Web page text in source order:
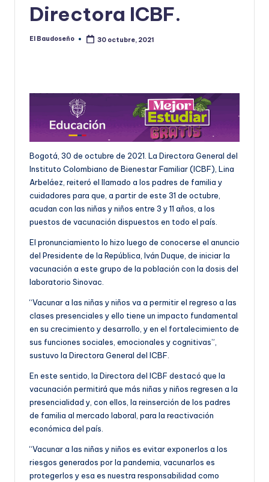
Directora ICBF.
Publicado
El Baudoseño 30 octubre, 2021
Bogotá, 30 de octubre de 2021. La Directora General del
Instituto Colombiano de Bienestar Familiar (ICBF), Lina
Arbeláez, reiteró el llamado a los padres de familia y
cuidadores para que, a partir de este 31 de octubre,
acudan con las niñas y niños entre 3 y 11 años, a los
puestos de vacunación dispuestos en todo el país.
El pronunciamiento lo hizo luego de conocerse el anuncio
del Presidente de la República, Iván Duque, de iniciar la
vacunación a este grupo de la población con la dosis del
laboratorio Sinovac.
“Vacunar a las niñas y niños va a permitir el regreso a las
clases presenciales y ello tiene un impacto fundamental
en su crecimiento y desarrollo, y en el fortalecimiento de
sus funciones sociales, emocionales y cognitivas”,
sustuvo la Directora General del ICBF.
En este sentido, la Directora del ICBF destacó que la
vacunación permitirá que más niñas y niños regresen a la
presencialidad y, con ellos, la reinserción de los padres
de familia al mercado laboral, para la reactivación
económica del país.
“Vacunar a las niñas y niños es evitar exponerlos a los
riesgos generados por la pandemia, vacunarlos es
protegerlos y esa es nuestra responsabilidad como